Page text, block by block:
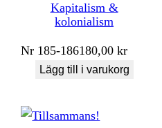
Kapitalism &
kolonialism
Nr 185-186180,00kr
Lägg till i varukorg